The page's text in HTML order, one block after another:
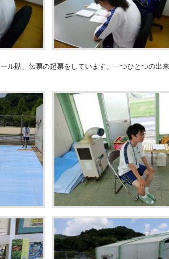
ル貼、伝票の起票をしています。一つひとつの出